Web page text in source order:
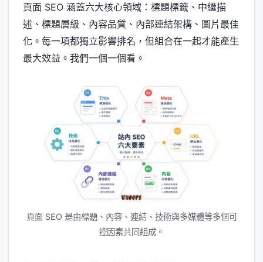
頁面 SEO 涵蓋六大核心領域：標題標籤、中繼描
述、標題層級、內容品質、內部連結架構、圖片最佳
化。每一項都獨立影響排名，但組合在一起才能產生
最大效益。我們一個一個看。
頁面 SEO 是由標題、內容、連結、技術與多媒體等多個可
控因素共同組成。